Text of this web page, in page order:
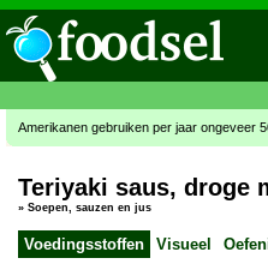
Amerikanen gebruiken per jaar ongeveer
Teriyaki saus, droge
» Soepen, sauzen en jus
Voedingsstoffen Visueel